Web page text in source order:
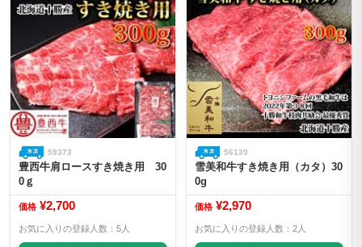
59373
豊西牛肩ロースすき焼き用 30
0ｇ
価格 ¥2,700
お気に入りの登録人数：5人
56139
雪美和牛すき焼き用（カタ）30
0g
価格 ¥2,970
お気に入りの登録人数：2人